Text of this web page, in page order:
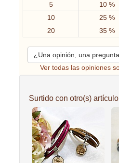
5
10 %
10
25 %
20
35 %
¿Una opinión, una
Ver todas las opiniones
Surtido con otro(s)